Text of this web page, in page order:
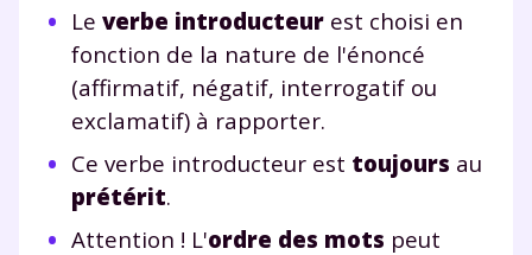
Le verbe introducteur est choisi en
fonction de la nature de l'énoncé
(affirmatif, négatif, interrogatif ou
exclamatif) à rapporter.
Ce verbe introducteur est toujours au
prétérit.
Attention ! L'ordre des mots peut